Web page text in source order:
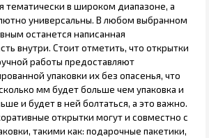
тематически в широком диапазоне, а
универсальны. В любом выбранном
останется написанная
внутри. Стоит отметить, что открытки
работы предоставляют
упаковки их без опасенья, что
мм будет больше чем упаковка и
и будет в ней болтаться, а это важно.
открытки могут и совместно с
такими как: подарочные пакетики,